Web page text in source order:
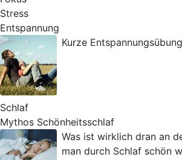
Stress
Entspannung
Kurze
Schlaf
Mythos Schönheitsschlaf
Was ist wirklich dran an
man durch Schlaf schön